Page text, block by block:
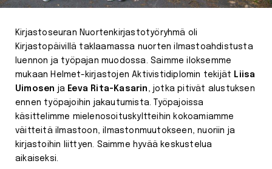
Kirjastoseuran Nuortenkirjastotyöryhmä oli
Kirjastopäivillä taklaamassa nuorten ilmastoahdistusta
luennon ja työpajan muodossa. Saimme iloksemme
mukaan Helmet-kirjastojen Aktivistidiplomin tekijät Liisa
Uimosen ja Eeva Rita-Kasarin , jotka pitivät alustuksen
ennen työpajoihin jakautumista. Työpajoissa
käsittelimme mielenosoituskyltteihin kokoamiamme
väitteitä ilmastoon, ilmastonmuutokseen, nuoriin ja
kirjastoihin liittyen. Saimme hyvää keskustelua
aikaiseksi.